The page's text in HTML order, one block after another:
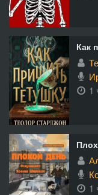
Как
1
1